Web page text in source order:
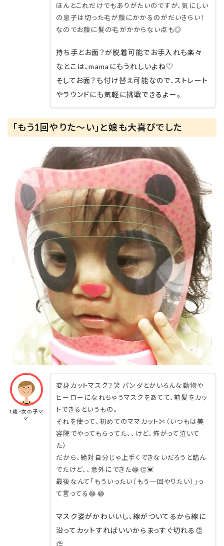
ほんとこれだけでもありがたいのですが、気にしい
の息子は切った毛が顔にかかるのがだいきらい！
なのでお顔に髪の毛がかからない点も◎
持ち手とお面？が脱着可能でお手入れも楽々
なとこは、mamaにもうれしいよね♡
そしてお面？も付け替え可能なので、ストレート
やラウンドにも気軽に挑戦できるよー。
「もう1回やりた～い」と娘も大喜びでした
1歳・女の子マ
マ
変身カットマスク？笑 パンダとかいろんな動物や
ヒーローになれちゃうマスクをあてて、前髪をカッ
トできるというもの。
それを使って、初めてのママカット✂️（いつもは美
容院でやってもらってた、、けど、怖がって泣いて
た）
だから、絶対自分じゃ上手くできないだろうと踏ん
でたけど、、意外にできた😂👏💓
最後なんて「もういったい（もう一回やりたい）」っ
て言ってる😂😂
マスク姿がかわいいし、線がついてるから線に
沿ってカットすればいいからまっすぐ切れる👏